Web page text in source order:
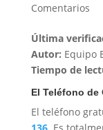
Comentarios
Última
Autor: Equipo
Tiempo de
El Teléfono de
El teléfono